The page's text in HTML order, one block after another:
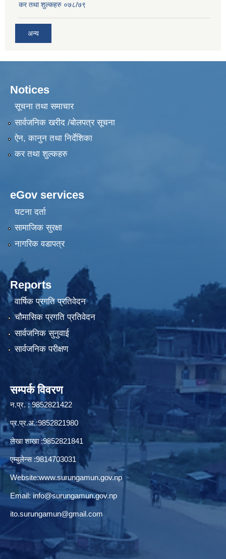
कर तथा शुल्कहरु ०७८/७९
अन्य
Notices
सूचना तथा समाचार
सार्वजनिक खरीद /बोलपत्र सूचना
ऐन, कानुन तथा निर्देशिका
कर तथा शुल्कहरु
eGov services
घटना दर्ता
सामाजिक सुरक्षा
नागरिक वडापत्र
Reports
वार्षिक प्रगति प्रतिवेदन
चौमासिक प्रगति प्रतिवेदन
सार्वजनिक सुनुवाई
सार्वजनिक परीक्षण
सम्पर्क विवरण
न.प्र. : 9852821422
प्र.प्र.अ.:9852821980
लेखा शाखा :9852821841
एम्बुलेन्स :9814703031
Website:www.surungamun.gov.np
Email: info@surungamun.gov.np
ito.surungamun@gmail.com